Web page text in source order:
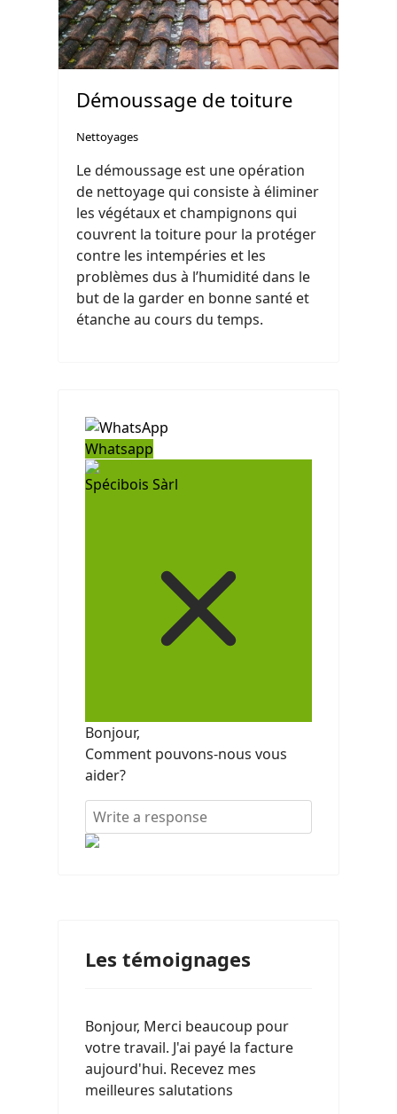
Démoussage de toiture
Nettoyages
Le démoussage est une opération
de nettoyage qui consiste à éliminer
les végétaux et champignons qui
couvrent la toiture pour la protéger
contre les intempéries et les
problèmes dus à l’humidité dans le
but de la garder en bonne santé et
étanche au cours du temps.
Whatsapp
Spécibois Sàrl
Bonjour,
Comment pouvons-nous vous
aider?
Les témoignages
Bonjour, Merci beaucoup pour
votre travail. J'ai payé la facture
aujourd'hui. Recevez mes
meilleures salutations